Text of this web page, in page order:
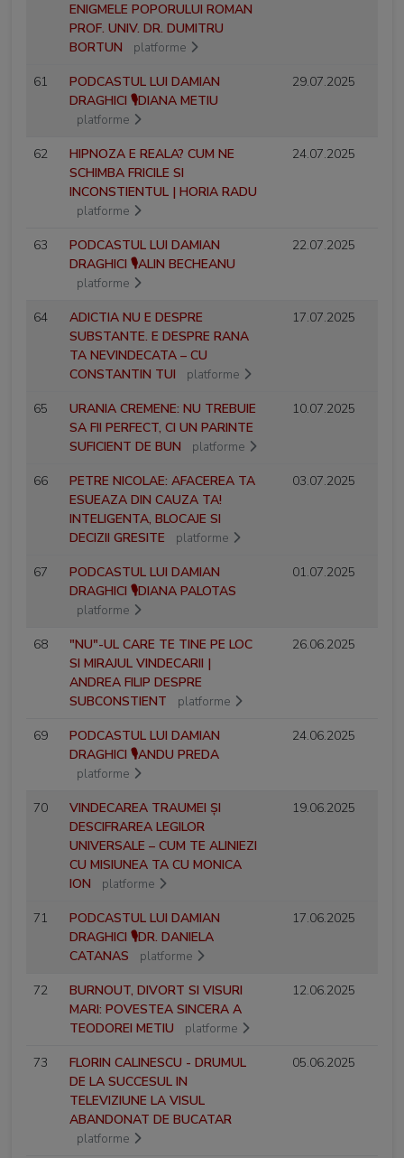
ENIGMELE POPORULUI ROMAN
PROF. UNIV. DR. DUMITRU
BORTUN
platforme
61
PODCASTUL LUI DAMIAN
DRAGHICI 🎙️DIANA METIU
platforme
29.07.2025
62
HIPNOZA E REALA? CUM NE
SCHIMBA FRICILE SI
INCONSTIENTUL | HORIA RADU
platforme
24.07.2025
63
PODCASTUL LUI DAMIAN
DRAGHICI 🎙️ALIN BECHEANU
platforme
22.07.2025
64
ADICTIA NU E DESPRE
SUBSTANTE. E DESPRE RANA
TA NEVINDECATA – CU
CONSTANTIN TUI
platforme
17.07.2025
65
URANIA CREMENE: NU TREBUIE
SA FII PERFECT, CI UN PARINTE
SUFICIENT DE BUN
platforme
10.07.2025
66
PETRE NICOLAE: AFACEREA TA
ESUEAZA DIN CAUZA TA!
INTELIGENTA, BLOCAJE SI
DECIZII GRESITE
platforme
03.07.2025
67
PODCASTUL LUI DAMIAN
DRAGHICI 🎙️DIANA PALOTAS
platforme
01.07.2025
68
"NU"-UL CARE TE TINE PE LOC
SI MIRAJUL VINDECARII |
ANDREA FILIP DESPRE
SUBCONSTIENT
platforme
26.06.2025
69
PODCASTUL LUI DAMIAN
DRAGHICI 🎙️ANDU PREDA
platforme
24.06.2025
70
VINDECAREA TRAUMEI ȘI
DESCIFRAREA LEGILOR
UNIVERSALE – CUM TE ALINIEZI
CU MISIUNEA TA CU MONICA
ION
platforme
19.06.2025
71
PODCASTUL LUI DAMIAN
DRAGHICI 🎙️DR. DANIELA
CATANAS
platforme
17.06.2025
72
BURNOUT, DIVORT SI VISURI
MARI: POVESTEA SINCERA A
TEODOREI METIU
platforme
12.06.2025
73
FLORIN CALINESCU - DRUMUL
DE LA SUCCESUL IN
TELEVIZIUNE LA VISUL
ABANDONAT DE BUCATAR
platforme
05.06.2025